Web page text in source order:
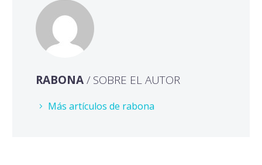
RABONA/ SOBRE EL AUTOR
Más artículos de rabona